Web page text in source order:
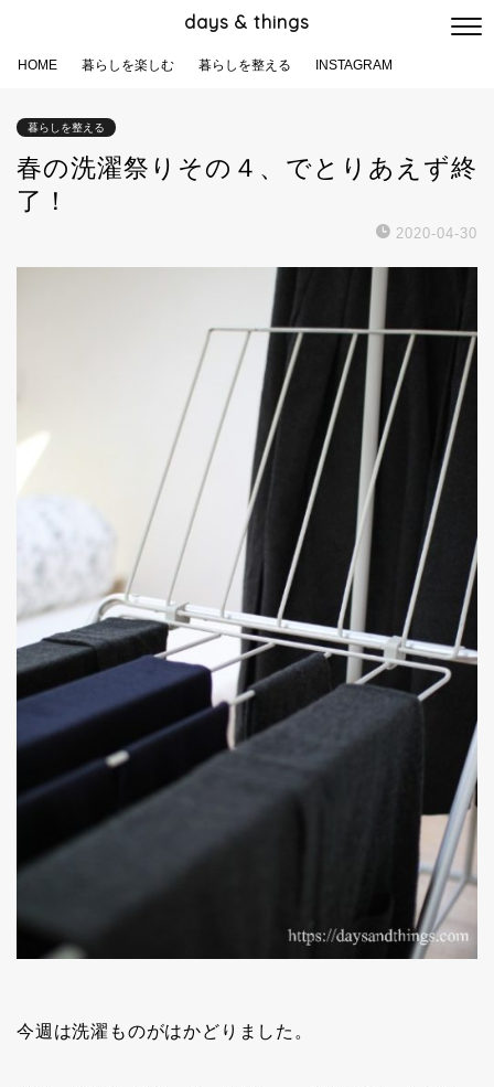
days & things
HOME 暮らしを楽しむ 暮らしを整える INSTAGRAM
暮らしを整える
春の洗濯祭りその４、でとりあえず終
了！
2020-04-30
今週は洗濯ものがはかどりました。